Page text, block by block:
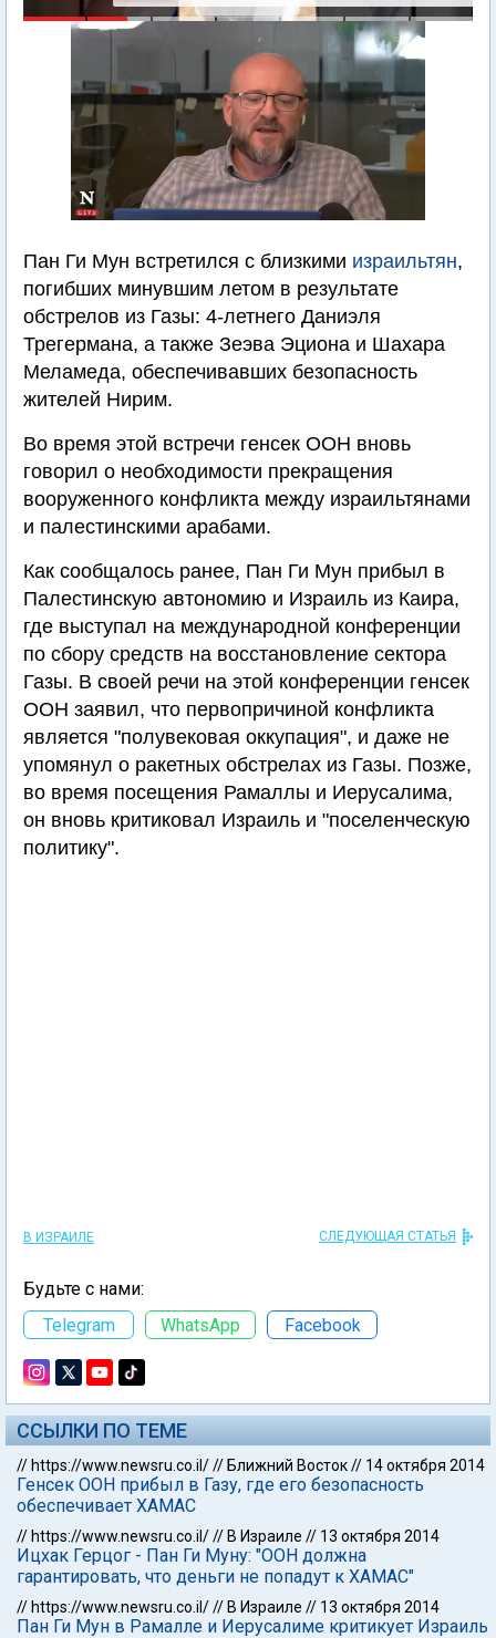
Пан Ги Мун встретился с близкими израильтян,
погибших минувшим летом в результате
обстрелов из Газы: 4-летнего Даниэля
Трегермана, а также Зеэва Эциона и Шахара
Меламеда, обеспечивавших безопасность
жителей Нирим.
Во время этой встречи генсек ООН вновь
говорил о необходимости прекращения
вооруженного конфликта между израильтянами
и палестинскими арабами.
Как сообщалось ранее, Пан Ги Мун прибыл в
Палестинскую автономию и Израиль из Каира,
где выступал на международной конференции
по сбору средств на восстановление сектора
Газы. В своей речи на этой конференции генсек
ООН заявил, что первопричиной конфликта
является "полувековая оккупация", и даже не
упомянул о ракетных обстрелах из Газы. Позже,
во время посещения Рамаллы и Иерусалима,
он вновь критиковал Израиль и "поселенческую
политику".
В ИЗРАИЛЕ СЛЕДУЮЩАЯ СТАТЬЯ
Будьте с нами:
Telegram
WhatsApp Facebook
ССЫЛКИ ПО ТЕМЕ
// https://www.newsru.co.il/// Ближний Восток// 14 октября 2014
Генсек ООН прибыл в Газу, где его безопасность
обеспечивает ХАМАС
// https://www.newsru.co.il/// В Израиле // 13 октября 2014
Ицхак Герцог - Пан Ги Муну: "ООН должна
гарантировать, что деньги не попадут к ХАМАС"
// https://www.newsru.co.il/// В Израиле // 13 октября 2014
Пан Ги Мун в Рамалле и Иерусалиме критикует Израиль